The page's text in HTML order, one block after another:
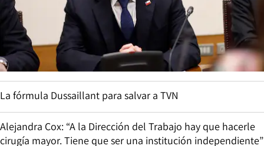
La fórmula Dussaillant para salvar a TVN
Alejandra Cox: “A la Dirección del Trabajo hay que hacerle
cirugía mayor. Tiene que ser una institución independiente”